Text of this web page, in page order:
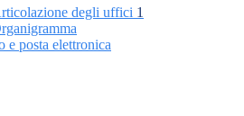
degli uffici 1
e posta elettronica